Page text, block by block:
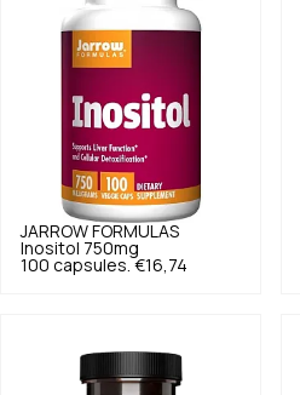
JARROW FORMULAS
Inositol 750mg
100 capsules. €16,74